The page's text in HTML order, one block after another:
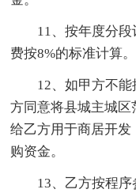
11、按年度分段
费按8%的标准计算。
12、如甲方不能
方同意将县城主城
给乙方用于商居开发
购资金。
13、乙方按程序